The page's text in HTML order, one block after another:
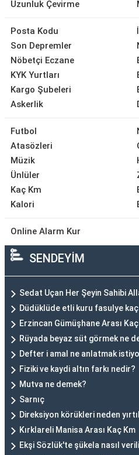
Uzunluk Çevirme
Posta Kodu
Son Depremler
Nöbetçi Eczane
KYK Yurtları
Kargo Şubeleri
Askerlik
Futbol
Atasözleri
Müzik
Ünlüler
Kaç Km
Kalori
Online Alarm Kur
SENDEYİM
Sedat Uçan Her Şeyin Sahibi
Düdüklüde etli kuru fasulye
Erzincan Gümüşhane Arası
Rüyada beyaz süt görmek ne
Defter i amal ne anlatmak
Fiziki ve kaydi altın farkı nedir?
Mutva ne demek?
Sarnıç
Direksiyon körükleri neden
Kırklareli Manisa Arası Kaç Km
Ekşi Sözlük'te şükela nasıl